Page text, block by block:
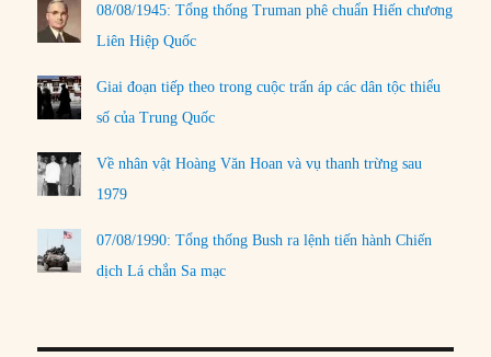
08/08/1945: Tổng thống Truman phê chuẩn Hiến chương
Liên Hiệp Quốc
Giai đoạn tiếp theo trong cuộc trấn áp các dân tộc thiểu
số của Trung Quốc
Về nhân vật Hoàng Văn Hoan và vụ thanh trừng sau
1979
07/08/1990: Tổng thống Bush ra lệnh tiến hành Chiến
dịch Lá chắn Sa mạc